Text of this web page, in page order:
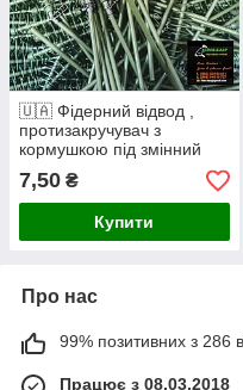
🇺🇦 Фідерний відвод ,
протизакручувач з
кормушкою під змінний
груз , довжина 18 см.,
колір (хакі-зелений) 🇺🇦
7,50 ₴
Купити
Про нас
99% позитивних з 286
Працює з 08.03.2018